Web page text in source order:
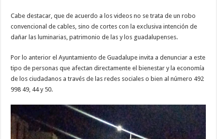
Cabe destacar, que de acuerdo a los videos no se trata de un robo
convencional de cables, sino de cortes con la exclusiva intención de
dañar las luminarias, patrimonio de las y los guadalupenses.
Por lo anterior el Ayuntamiento de Guadalupe invita a denunciar a este
tipo de personas que afectan directamente el bienestar y la economía
de los ciudadanos a través de las redes sociales o bien al número 492
998 49, 44 y 50.